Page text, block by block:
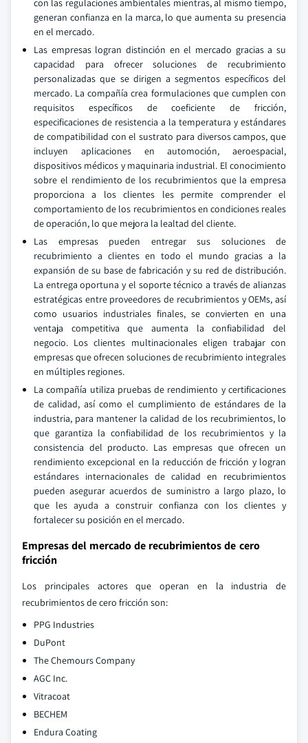
con las regulaciones ambientales mientras, al mismo tiempo,
generan confianza en la marca, lo que aumenta su presencia
en el mercado.
Las empresas logran distinción en el mercado gracias a su
capacidad para ofrecer soluciones de recubrimiento
personalizadas que se dirigen a segmentos específicos del
mercado. La compañía crea formulaciones que cumplen con
requisitos específicos de coeficiente de fricción,
especificaciones de resistencia a la temperatura y estándares
de compatibilidad con el sustrato para diversos campos, que
incluyen aplicaciones en automoción, aeroespacial,
dispositivos médicos y maquinaria industrial. El conocimiento
sobre el rendimiento de los recubrimientos que la empresa
proporciona a los clientes les permite comprender el
comportamiento de los recubrimientos en condiciones reales
de operación, lo que mejora la lealtad del cliente.
Las empresas pueden entregar sus soluciones de
recubrimiento a clientes en todo el mundo gracias a la
expansión de su base de fabricación y su red de distribución.
La entrega oportuna y el soporte técnico a través de alianzas
estratégicas entre proveedores de recubrimientos y OEMs, así
como usuarios industriales finales, se convierten en una
ventaja competitiva que aumenta la confiabilidad del
negocio. Los clientes multinacionales eligen trabajar con
empresas que ofrecen soluciones de recubrimiento integrales
en múltiples regiones.
La compañía utiliza pruebas de rendimiento y certificaciones
de calidad, así como el cumplimiento de estándares de la
industria, para mantener la calidad de los recubrimientos, lo
que garantiza la confiabilidad de los recubrimientos y la
consistencia del producto. Las empresas que ofrecen un
rendimiento excepcional en la reducción de fricción y logran
estándares internacionales de calidad en recubrimientos
pueden asegurar acuerdos de suministro a largo plazo, lo
que les ayuda a construir confianza con los clientes y
fortalecer su posición en el mercado.
Empresas del mercado de recubrimientos de cero
fricción
Los principales actores que operan en la industria de
recubrimientos de cero fricción son:
PPG Industries
DuPont
The Chemours Company
AGC Inc.
Vitracoat
BECHEM
Endura Coating